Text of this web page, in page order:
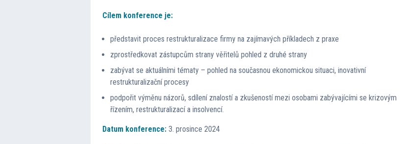
Cílem konference je:
představit proces restrukturalizace firmy na zajímavých příkladech z praxe
zprostředkovat zástupcům strany věřitelů pohled z druhé strany
zabývat se aktuálními tématy – pohled na současnou ekonomickou situaci, inovativní
restrukturalizační procesy
podpořit výměnu názorů, sdílení znalostí a zkušeností mezi osobami zabývajícími se krizovým
řízením, restrukturalizací a insolvencí.
Datum konference:3. prosince 2024